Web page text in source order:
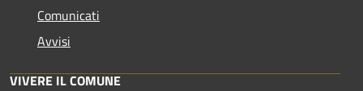
Comunicati
Avvisi
VIVERE IL COMUNE